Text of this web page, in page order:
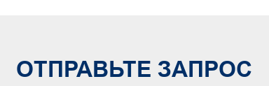
ОТПРАВЬТЕ ЗАПРОС